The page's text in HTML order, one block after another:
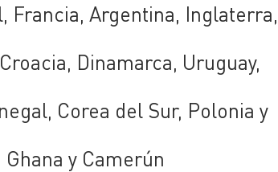
Francia, Argentina, Inglaterra,
Dinamarca, Uruguay,
Corea del Sur, Polonia y
y Camerún